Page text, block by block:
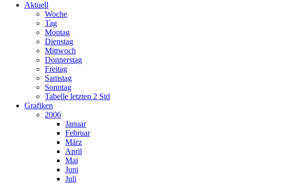
Aktuell
Woche
Tag
Montag
Dienstag
Mittwoch
Donnerstag
Freitag
Samstag
Sonntag
Tabelle letzten 2 Std
Grafiken
2006
Januar
Februar
März
April
Mai
Juni
Juli